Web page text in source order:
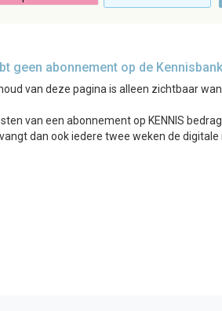
geen abonnement op de
van deze pagina is alleen zichtbaar
van een abonnement op KENNIS
dan ook iedere twee weken de